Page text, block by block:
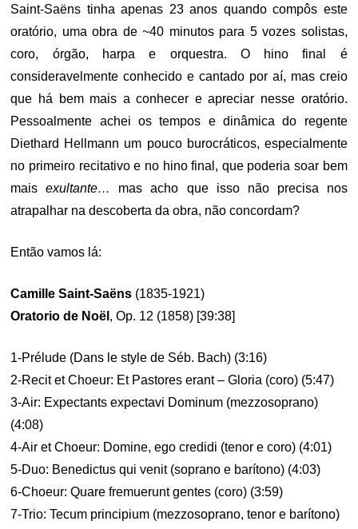
Saint-Saëns tinha apenas 23 anos quando compôs este
oratório, uma obra de ~40 minutos para 5 vozes solistas,
coro, órgão, harpa e orquestra. O hino final é
consideravelmente conhecido e cantado por aí, mas creio
que há bem mais a conhecer e apreciar nesse oratório.
Pessoalmente achei os tempos e dinâmica do regente
Diethard Hellmann um pouco burocráticos, especialmente
no primeiro recitativo e no hino final, que poderia soar bem
mais exultante…
mas acho que isso não precisa nos
atrapalhar na descoberta da obra, não concordam?
Então vamos lá:
Camille Saint-Saëns (1835-1921)
Oratorio de Noël , Op. 12 (1858) [39:38]
1-Prélude (Dans le style de Séb. Bach) (3:16)
2-Recit et Choeur: Et Pastores erant – Gloria (coro) (5:47)
3-Air: Expectants expectavi Dominum (mezzosoprano)
(4:08)
4-Air et Choeur: Domine, ego credidi (tenor e coro) (4:01)
5-Duo: Benedictus qui venit (soprano e barítono) (4:03)
6-Choeur: Quare fremuerunt gentes (coro) (3:59)
7-Trio: Tecum principium (mezzosoprano, tenor e barítono)